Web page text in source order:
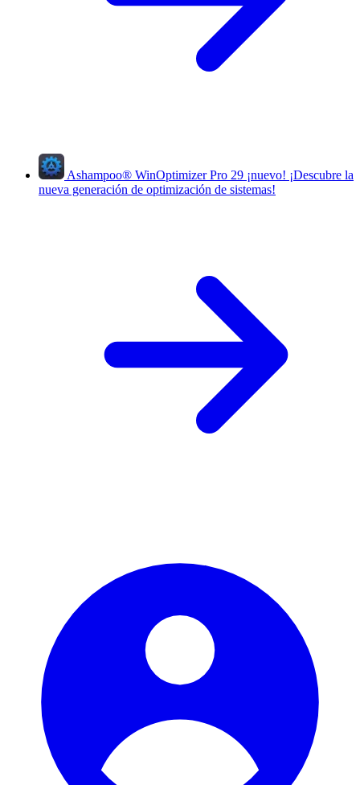
Ashampoo® WinOptimizer Pro 29 ¡nuevo! ¡Descubre la
nueva generación de optimización de sistemas!